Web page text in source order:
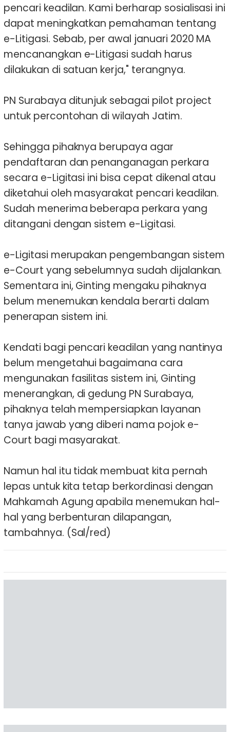
pencari keadilan. Kami berharap sosialisasi ini
dapat meningkatkan pemahaman tentang
e-Litigasi. Sebab, per awal januari 2020 MA
mencanangkan e-Litigasi sudah harus
dilakukan di satuan kerja," terangnya.
PN Surabaya ditunjuk sebagai pilot project
untuk percontohan di wilayah Jatim.
Sehingga pihaknya berupaya agar
pendaftaran dan penanganagan perkara
secara e-Ligitasi ini bisa cepat dikenal atau
diketahui oleh masyarakat pencari keadilan.
Sudah menerima beberapa perkara yang
ditangani dengan sistem e-Ligitasi.
e-Ligitasi merupakan pengembangan sistem
e-Court yang sebelumnya sudah dijalankan.
Sementara ini, Ginting mengaku pihaknya
belum menemukan kendala berarti dalam
penerapan sistem ini.
Kendati bagi pencari keadilan yang nantinya
belum mengetahui bagaimana cara
mengunakan fasilitas sistem ini, Ginting
menerangkan, di gedung PN Surabaya,
pihaknya telah mempersiapkan layanan
tanya jawab yang diberi nama pojok e-
Court bagi masyarakat.
Namun hal itu tidak membuat kita pernah
lepas untuk kita tetap berkordinasi dengan
Mahkamah Agung apabila menemukan hal-
hal yang berbenturan dilapangan,
tambahnya. (Sal/red)